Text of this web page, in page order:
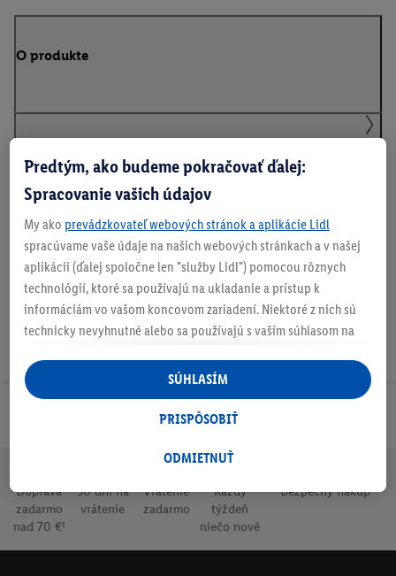
O produkte
Na stiahnutie
Odoberaj Newsletter!
Doprava
zadarmo
nad 70 €¹
30 dní na
vrátenie
Vrátenie
zadarmo
Každý
týždeň
niečo nové
Bezpečný nákup
Predtým, ako budeme pokračovať ďalej:
Spracovanie vašich údajov
My ako prevádzkovateľ webových stránok a aplikácie Lidl
spracúvame vaše údaje na našich webových stránkach a v našej
aplikácii (ďalej spoločne len "služby Lidl") pomocou rôznych
technológií, ktoré sa používajú na ukladanie a prístup k
informáciám vo vašom koncovom zariadení. Niektoré z nich sú
technicky nevyhnutné alebo sa používajú s vaším súhlasom na
personalizovanú reklamu v rámci služieb Lidl aj mimo nich. Ak
ste účastníkom programu Lidl Plus, na tieto účely sa spracúvajú
aj údaje z vášho nákupného správania v obchode.
následne si vytvoríte účet Lidl Plus alebo sa prihlásite do svojho
tiež vytvoriť špeciálny online identifikátor z e-mailovej adresy,
ktorú tam uvediete, aby sme vás mohli rozpoznať v službách
ODMIETNUŤ
PRISPÔSOBIŤ
SÚHLASÍM